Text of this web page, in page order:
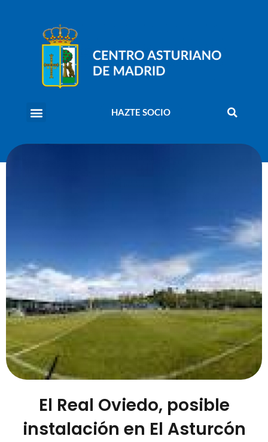
HAZTE SOCIO
El Real Oviedo, posible
instalación en El Asturcón